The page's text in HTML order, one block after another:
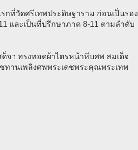
ที่วัดศรีเทพประดิษฐาราม ก่อนเป็นรอง
และเป็นที่ปรึกษาภาค 8-11 ตามลำดับ
จฯ ทรงทอดผ้าไตรหน้าหีบศพ สมเด็จ
ทานเพลิงศพพระเดชพระคุณพระเทพ